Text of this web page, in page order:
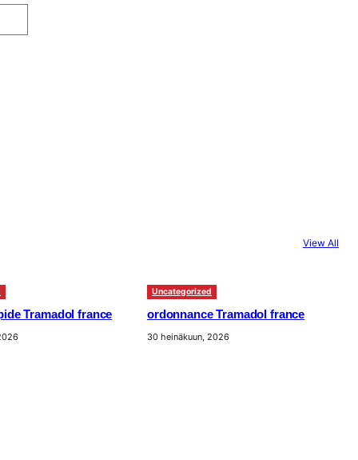
View All
Tramadol france
Uncategorized
ordonnance Tramadol france
30 heinäkuun, 2026